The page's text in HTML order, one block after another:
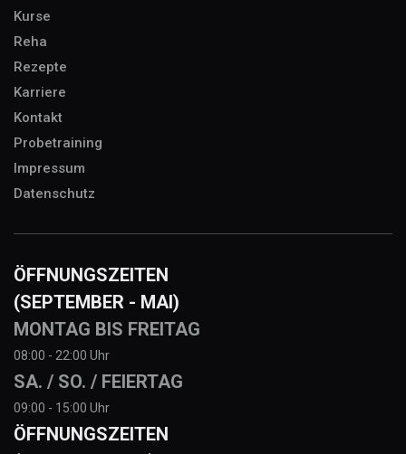
Kurse
Reha
Rezepte
Karriere
Kontakt
Probetraining
Impressum
Datenschutz
ÖFFNUNGSZEITEN
(SEPTEMBER - MAI)
MONTAG BIS FREITAG
08:00 - 22:00 Uhr
SA. / SO. / FEIERTAG
09:00 - 15:00 Uhr
ÖFFNUNGSZEITEN